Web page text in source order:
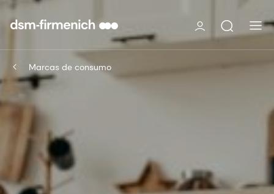
Marcas de consumo